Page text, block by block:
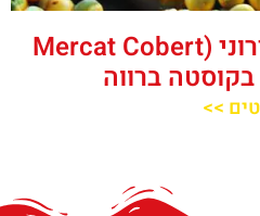
שוק האיכרים העירוני (Mercat Cobert
>>